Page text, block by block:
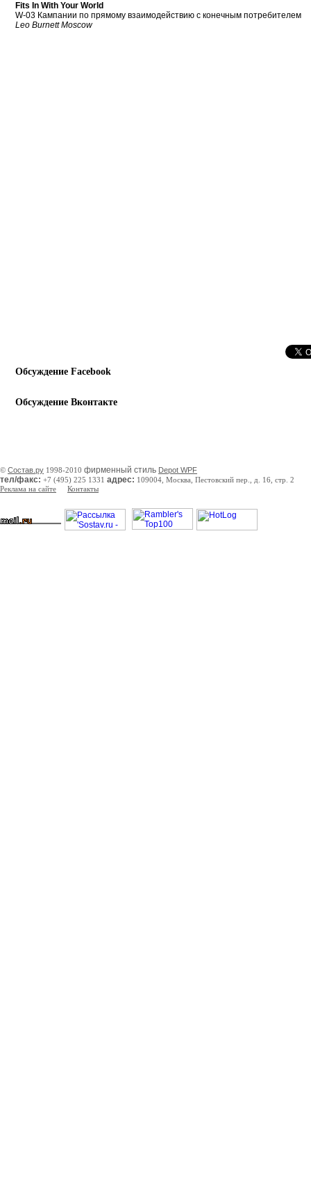
Fits In With Your World
W-03 Кампании по прямому взаимодействию с конечным потребителем
Leo Burnett Moscow
Обсуждение Facebook
Обсуждение Вконтакте
© Состав.ру 1998-2010 фирменный стиль Depot WPF
тел/факс: +7 (495) 225 1331 адрес: 109004, Москва, Пестовский пер., д. 16, стр. 2
Реклама на сайте
Контакты